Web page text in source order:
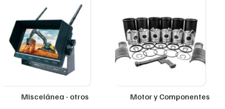
Miscelánea - otros Motor y Componentes